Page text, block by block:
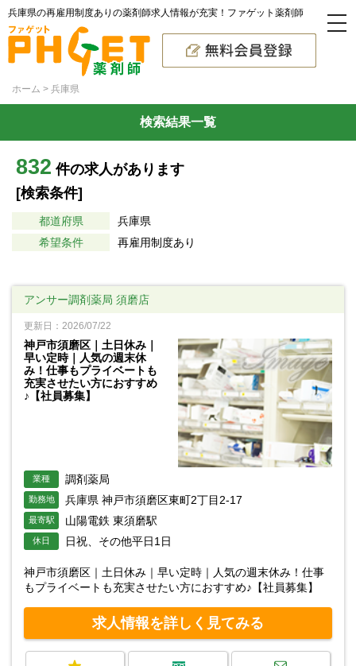
兵庫県の再雇用制度ありの薬剤師求人情報が充実！ファゲット薬剤師
ホーム 兵庫県
検索結果一覧
832 件の求人があります
[検索条件]
都道府県
兵庫県
希望条件
再雇用制度あり
アンサー調剤薬局 須磨店
更新日：2026/07/22
神戸市須磨区｜土日休み｜
早い定時｜人気の週末休
み！仕事もプライベートも
充実させたい方におすすめ
♪【社員募集】
業種 調剤薬局
勤務地 兵庫県 神戸市須磨区東町2丁目2-17
最寄駅 山陽電鉄 東須磨駅
休日 日祝、その他平日1日
神戸市須磨区｜土日休み｜早い定時｜人気の週末休み！仕事
もプライベートも充実させたい方におすすめ♪【社員募集】
求人情報を詳しく見てみる